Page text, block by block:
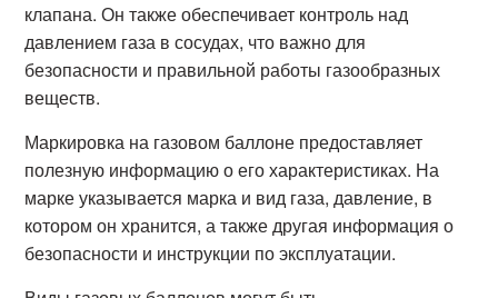
клапана. Он также обеспечивает контроль над
давлением газа в сосудах, что важно для
безопасности и правильной работы газообразных
веществ.
Маркировка на газовом баллоне предоставляет
полезную информацию о его характеристиках. На
марке указывается марка и вид газа, давление, в
котором он хранится, а также другая информация о
безопасности и инструкции по эксплуатации.